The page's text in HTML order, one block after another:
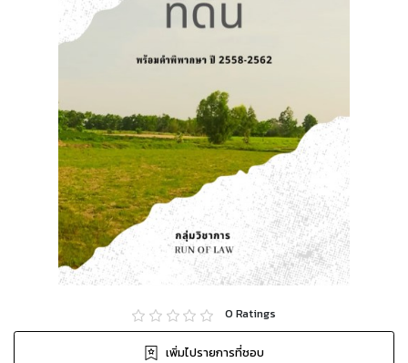
0 Ratings
เพิ่มไปรายการที่ชอบ